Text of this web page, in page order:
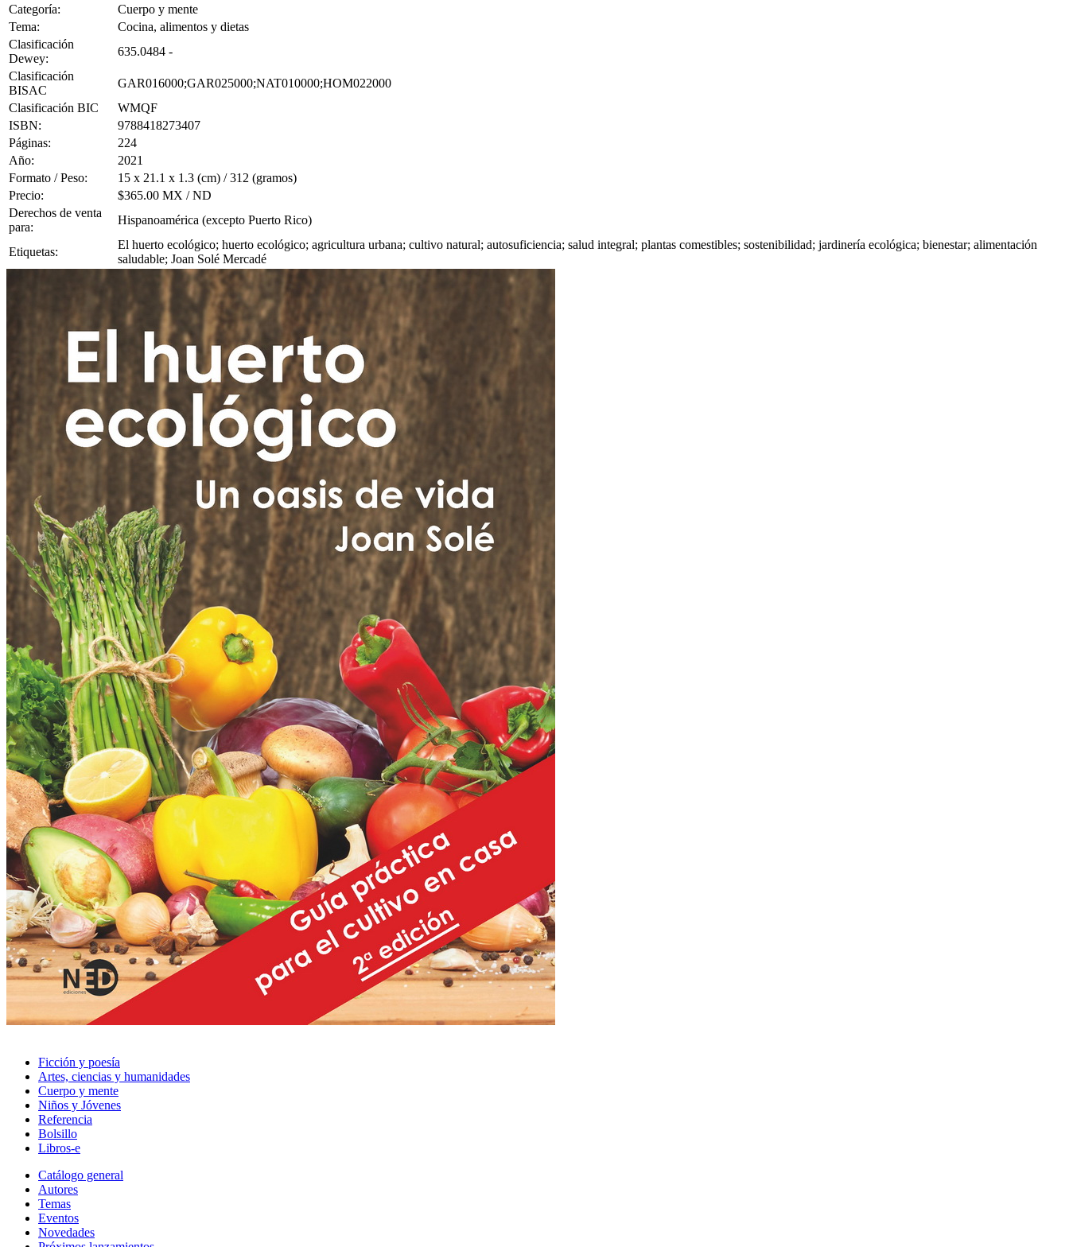
Categoría:
Cuerpo y mente
Tema:
Cocina, alimentos y dietas
Clasificación
Dewey:
635.0484 -
Clasificación
BISAC
GAR016000;GAR025000;NAT010000;HOM022000
Clasificación BIC
WMQF
ISBN:
9788418273407
Páginas:
224
Año:
2021
Formato / Peso:
15 x 21.1 x 1.3 (cm) / 312 (gramos)
Precio:
$365.00 MX / ND
Derechos de venta
para:
Hispanoamérica (excepto Puerto Rico)
Etiquetas:
El huerto ecológico; huerto ecológico; agricultura urbana; cultivo natural; autosuficiencia; salud integral; plantas comestibles; sostenibilidad; jardinería ecológica; bienestar; alimentación
saludable; Joan Solé Mercadé
Ficción y poesía
Artes, ciencias y humanidades
Cuerpo y mente
Niños y Jóvenes
Referencia
Bolsillo
Libros-e
Catálogo general
Autores
Temas
Eventos
Novedades